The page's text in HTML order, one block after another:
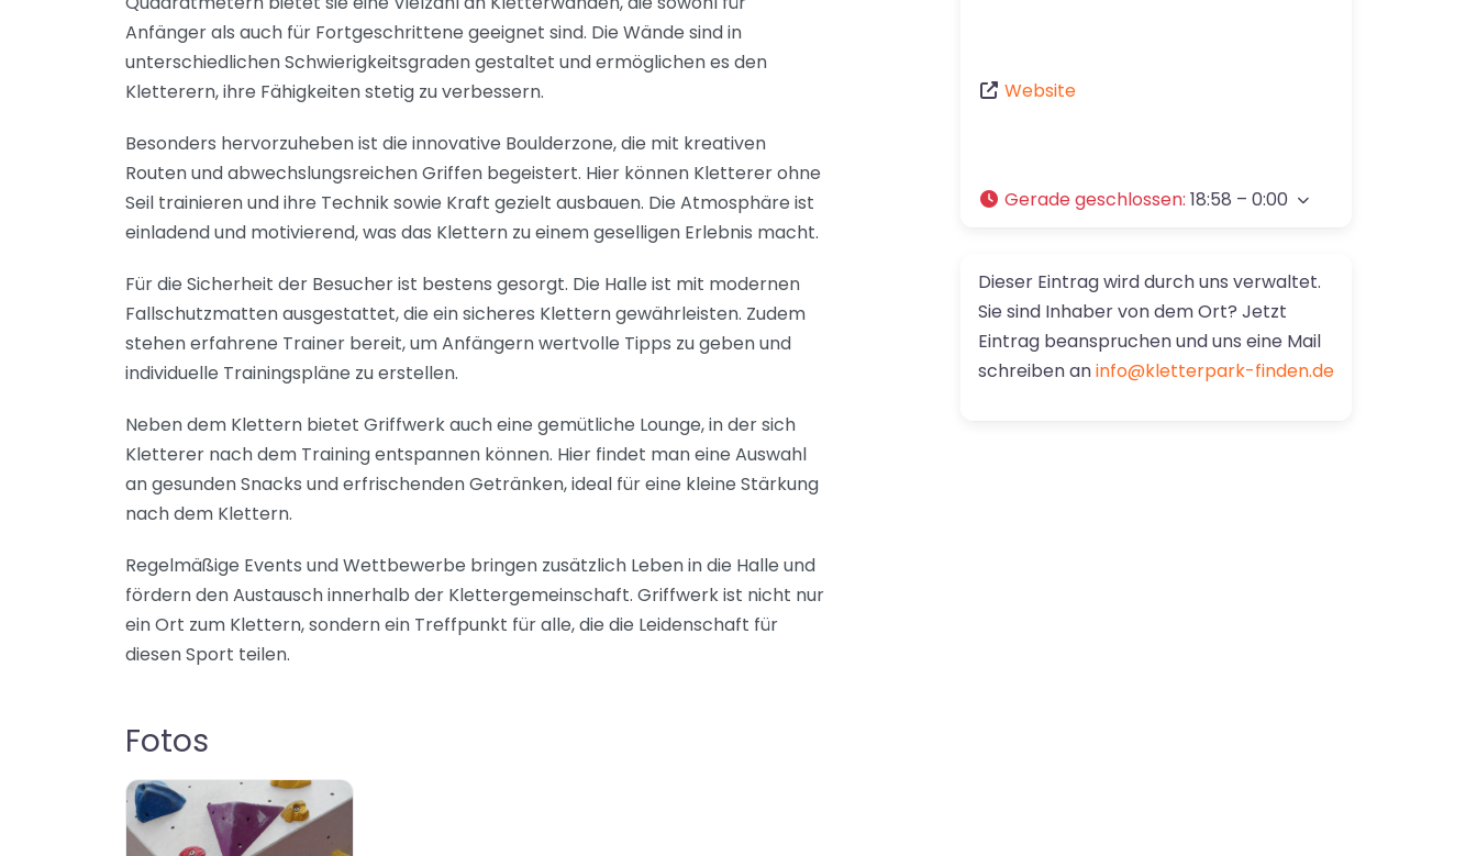
Anfänger als auch für Fortgeschrittene geeignet sind. Die Wände sind in
unterschiedlichen Schwierigkeitsgraden gestaltet und ermöglichen es den
Kletterern, ihre Fähigkeiten stetig zu verbessern.
Besonders hervorzuheben ist die innovative Boulderzone, die mit kreativen
Routen und abwechslungsreichen Griffen begeistert. Hier können Kletterer ohne
Seil trainieren und ihre Technik sowie Kraft gezielt ausbauen. Die Atmosphäre ist
einladend und motivierend, was das Klettern zu einem geselligen Erlebnis macht.
Für die Sicherheit der Besucher ist bestens gesorgt. Die Halle ist mit modernen
Fallschutzmatten ausgestattet, die ein sicheres Klettern gewährleisten. Zudem
stehen erfahrene Trainer bereit, um Anfängern wertvolle Tipps zu geben und
individuelle Trainingspläne zu erstellen.
Neben dem Klettern bietet Griffwerk auch eine gemütliche Lounge, in der sich
Kletterer nach dem Training entspannen können. Hier findet man eine Auswahl
an gesunden Snacks und erfrischenden Getränken, ideal für eine kleine Stärkung
nach dem Klettern.
Regelmäßige Events und Wettbewerbe bringen zusätzlich Leben in die Halle und
fördern den Austausch innerhalb der Klettergemeinschaft. Griffwerk ist nicht nur
ein Ort zum Klettern, sondern ein Treffpunkt für alle, die die Leidenschaft für
diesen Sport teilen.
Fotos
Website
Gerade geschlossen: 18:58 – 0:00
Dieser Eintrag wird durch uns verwaltet.
Sie sind Inhaber von dem Ort? Jetzt
Eintrag beanspruchen und uns eine Mail
schreiben aninfo@kletterpark-finden.de